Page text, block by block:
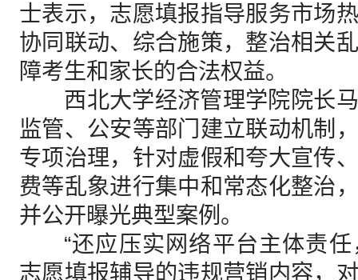
士表示，志愿填报指导服务市场
协同联动、综合施策，整治相关
障考生和家长的合法权益。
西北大学经济管理学院院长马
监管、公安等部门建立联动机制
专项治理，针对虚假和夸大宣传
费等乱象进行集中和常态化整治
并公开曝光典型案例。
“还应压实网络平台主体责任
志愿填报辅导的违规营销内容，